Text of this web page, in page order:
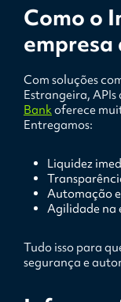
Como o
empresa
Com soluções
Estrangeira, APIs
Bankoferece
Entregamos:
Liquidez
Automação
Agilidade na
Tudo isso para
segurança e